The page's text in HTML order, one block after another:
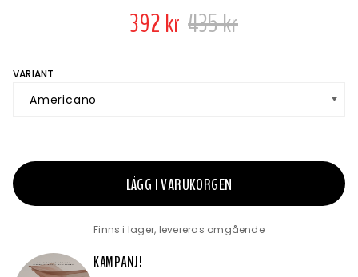
392 kr 435 kr
VARIANT
LÄGG I VARUKORGEN
Finns i lager, levereras omgående
KAMPANJ!